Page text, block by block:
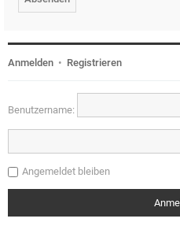
Anmelden • Registrieren
Benutzername:
Angemeldet bleiben